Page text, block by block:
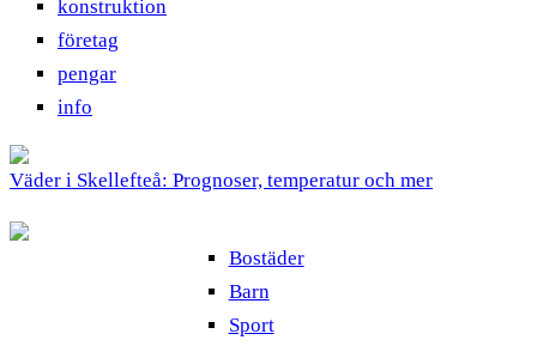
konstruktion
företag
pengar
info
Väder i Skellefteå: Prognoser, temperatur och mer
Bostäder
Barn
Sport